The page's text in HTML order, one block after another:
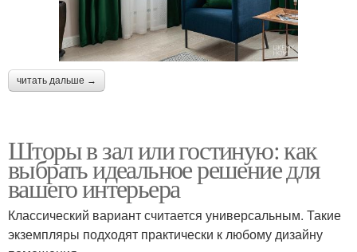
читать дальше →
Шторы в зал или гостиную: как
выбрать идеальное решение для
вашего интерьера
Классический вариант считается универсальным. Такие
экземпляры подходят практически к любому дизайну